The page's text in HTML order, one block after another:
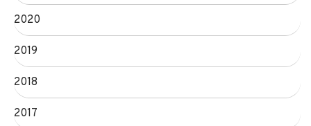
2020
2019
2018
2017